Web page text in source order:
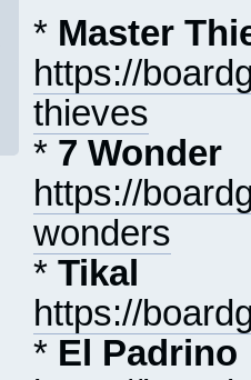
* Master
https://
thieves
* 7 Wonder
https://
wonders
* Tikal
https://
* El Padrino